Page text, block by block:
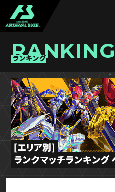
RANKING
ランキング